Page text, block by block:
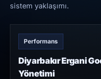
sistem yaklaşımı.
Performans
Diyarbakır Ergani
Yönetimi